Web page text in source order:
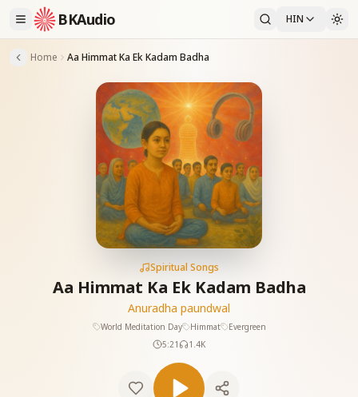
BKAudio HIN
Home Aa Himmat Ka Ek Kadam Badha
Spiritual Songs
Aa Himmat Ka Ek Kadam Badha
Anuradha paundwal
World Meditation Day Himmat
Evergreen
5:21
1.4K